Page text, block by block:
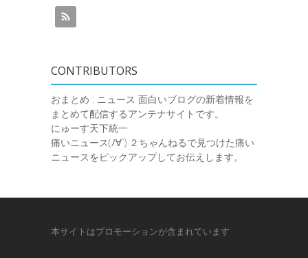
CONTRIBUTORS
おまとめ : ニュース 面白いブログの新着情報を
まとめて配信するアンテナサイトです。
にゅーす天下統一
痛いニュース(ﾉ∀`) ２ちゃんねるで見つけた痛い
ニュースをピックアップしてお伝えします。
本サイトはプロモーションが含まれています